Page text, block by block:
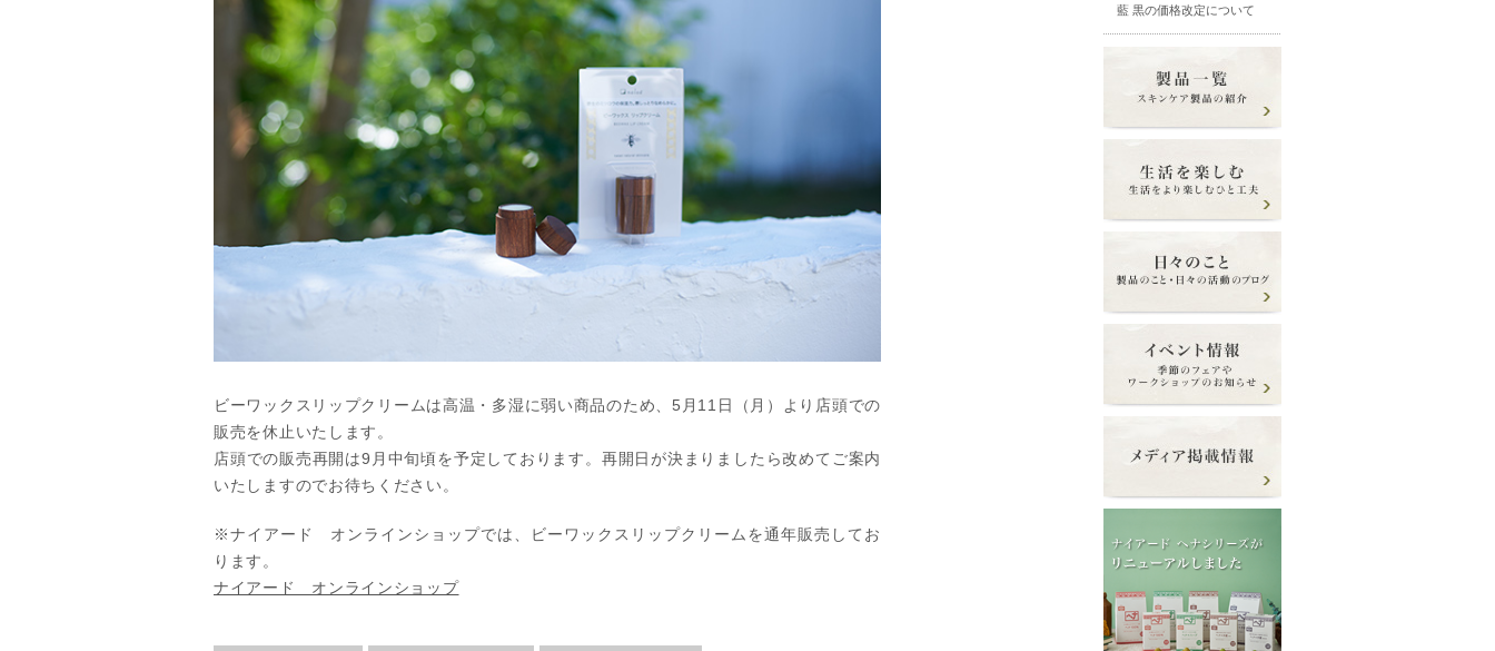
ビーワックスリップクリームは高温・多湿に弱い商品のため、5月11日（月）より店頭での
販売を休止いたします。
店頭での販売再開は9月中旬頃を予定しております。再開日が決まりましたら改めてご案内
いたしますのでお待ちください。
※ナイアード オンラインショップでは、ビーワックスリップクリームを通年販売してお
ります。
ナイアード オンラインショップ
藍 黒の価格改定について